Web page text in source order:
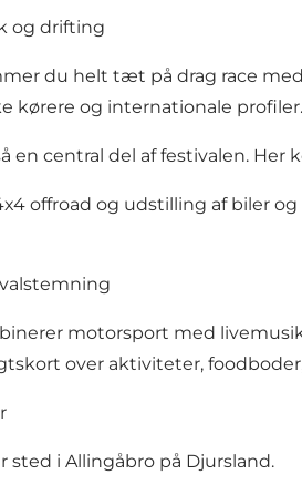
og drifting
du helt tæt på drag race
kørere og internationale profiler.
en central del af festivalen.
offroad og udstilling af biler
motorsport med
over aktiviteter,
sted i Allingåbro på Djursland.